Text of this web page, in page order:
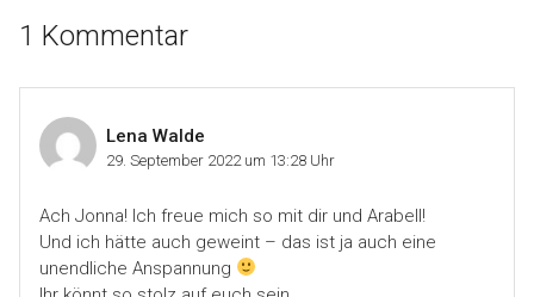
1 Kommentar
Lena Walde
29. September 2022 um 13:28 Uhr
Ach Jonna! Ich freue mich so mit dir und Arabell!
Und ich hätte auch geweint – das ist ja auch eine
unendliche Anspannung